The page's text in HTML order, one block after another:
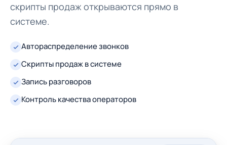
скрипты продаж открываются прямо в
системе.
Автораспределение звонков
Скрипты продаж в системе
Запись разговоров
Контроль качества операторов